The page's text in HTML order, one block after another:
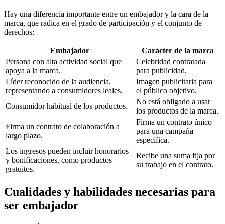
Hay una diferencia importante entre un embajador y la cara de la
marca, que radica en el grado de participación y el conjunto de
derechos:
Embajador
Carácter de la marca
Persona con alta actividad social que
apoya a la marca.
Celebridad contratada
para publicidad.
Líder reconocido de la audiencia,
representando a consumidores leales.
Imagen publicitaria para
el público objetivo.
Consumidor habitual de los productos.
No está obligado a usar
los productos de la marca.
Firma un contrato de colaboración a
largo plazo.
Firma un contrato único
para una campaña
específica.
Los ingresos pueden incluir honorarios
y bonificaciones, como productos
gratuitos.
Recibe una suma fija por
su trabajo en el contrato.
Cualidades y habilidades necesarias para
ser embajador